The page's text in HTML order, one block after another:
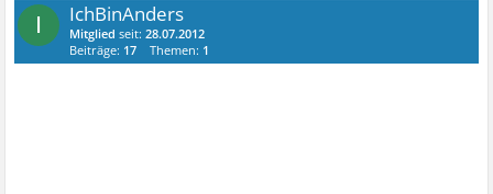
I IchBinAnders
Mitglied seit:28.07.2012
Beiträge: 17 Themen: 1